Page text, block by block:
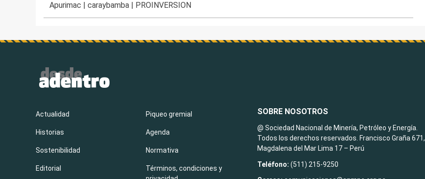
Apurimac |caraybamba | PROINVERSION
Actualidad
Historias
Sostenibilidad
Editorial
Piqueo gremial
Agenda
Normativa
Términos, condiciones y
SOBRE NOSOTROS
@ Sociedad Nacional de Minería, Petróleo y Energía.
Todos los derechos reservados. Francisco Graña 671,
Magdalena del Mar Lima 17 – Perú
Teléfono: (511) 215-9250